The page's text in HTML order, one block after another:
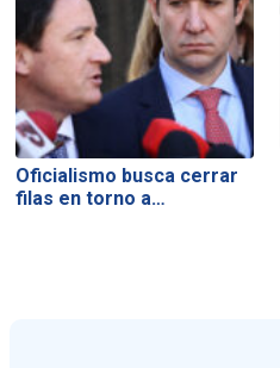
Oficialismo busca cerrar
filas en torno a…